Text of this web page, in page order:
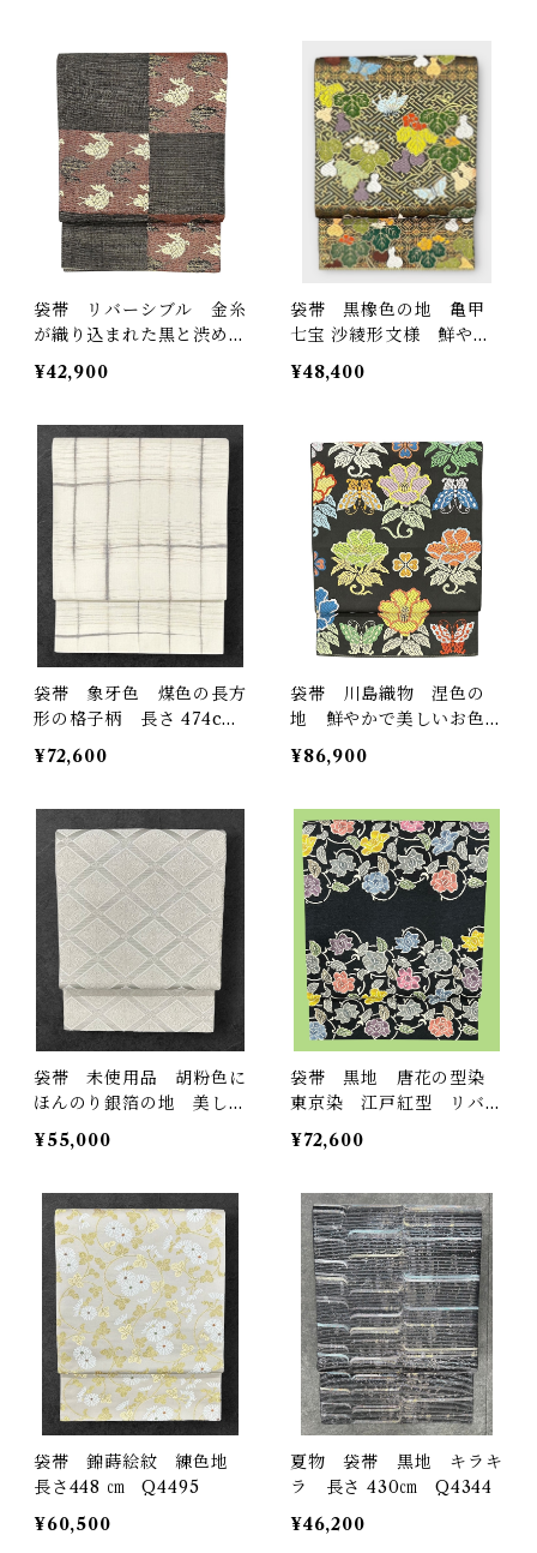
袋帯 リバーシブル 金糸
が織り込まれた黒と渋めの
小豆色 市松模様 荒磯
文 未使用品 長さ 442
¥42,900
袋帯 黒橡色の地 亀甲
七宝 沙綾形文様 鮮やか
なお色味の瓢箪 桐 蝶など
の吉祥文様 長さ 436
¥48,400
袋帯 象牙色 煤色の長方
形の格子柄 長さ 474cm
シンプル Q5261
¥72,600
袋帯 川島織物 涅色の
地 鮮やかで美しいお色味
の蝶や花の文様 長さ 42
0㎝ Q4443
¥86,900
袋帯 未使用品 胡粉色に
ほんのり銀箔の地 美しい
花菱模様 長さ440
㎝ Q4943
¥55,000
袋帯 黒地 唐花の型染
東京染 江戸紅型 リバー
シブル 紬地 長さ 454
㎝ Q4688
¥72,600
袋帯 錦蒔絵紋 練色地
長さ448 ㎝ Q4495
¥60,500
夏物 袋帯 黒地 キラキ
ラ 長さ 430㎝ Q4344
¥46,200